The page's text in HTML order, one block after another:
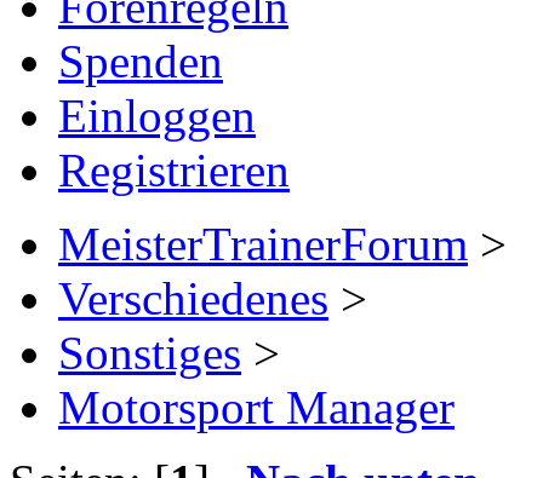
Spenden
Einloggen
Registrieren
MeisterTrainerForum >
Verschiedenes >
Sonstiges >
Motorsport Manager